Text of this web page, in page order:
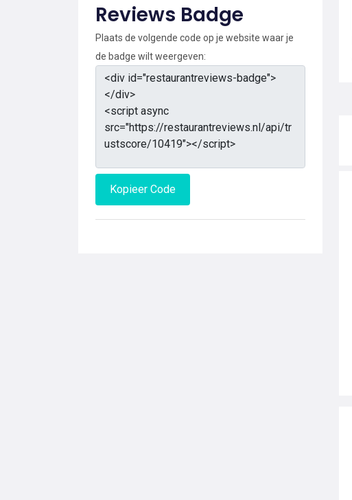
Reviews Badge
Plaats de volgende code op je website waar je
de badge wilt weergeven:
Kopieer Code